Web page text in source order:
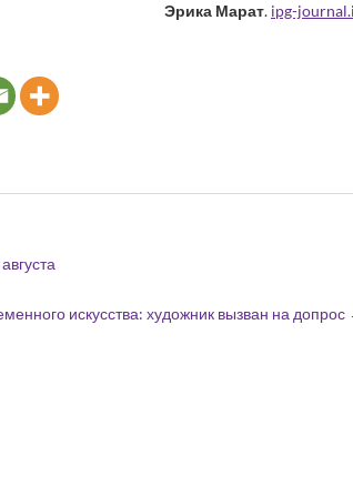
Эрика Марат. ipg-
искусства: художник вызван на допрос